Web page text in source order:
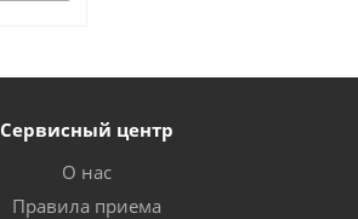
Сервисный центр
О нас
Правила приема